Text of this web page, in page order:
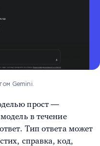
Gemini.
прост —
в течение
Тип ответа может
справка, код,